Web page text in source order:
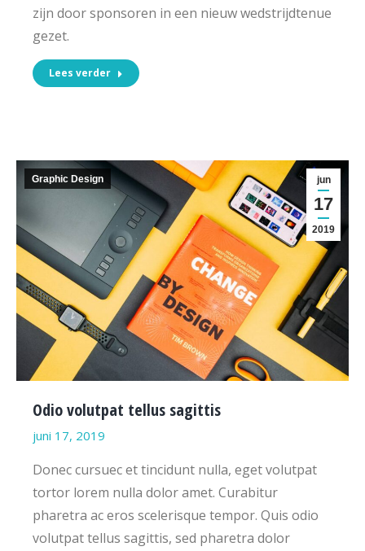
zijn door sponsoren in een nieuw wedstrijdtenue
gezet.
Lees verder
jun
17
2019
Graphic Design
Odio volutpat tellus sagittis
juni 17, 2019
Donec cursuec et tincidunt nulla, eget volutpat
tortor lorem nulla dolor amet. Curabitur
pharetra ac eros scelerisque tempor. Quis odio
volutpat tellus sagittis, sed pharetra dolor